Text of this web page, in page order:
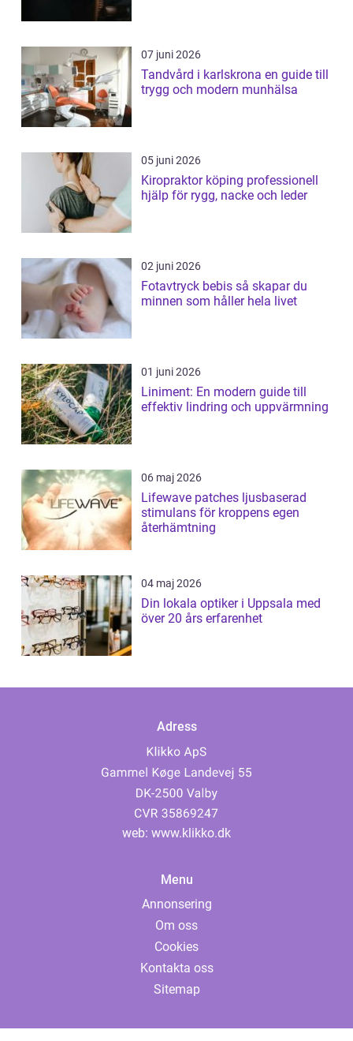
07 juni 2026
Tandvård i karlskrona en guide till
trygg och modern munhälsa
05 juni 2026
Kiropraktor köping professionell
hjälp för rygg, nacke och leder
02 juni 2026
Fotavtryck bebis så skapar du
minnen som håller hela livet
01 juni 2026
Liniment: En modern guide till
effektiv lindring och uppvärmning
06 maj 2026
Lifewave patches ljusbaserad
stimulans för kroppens egen
återhämtning
04 maj 2026
Din lokala optiker i Uppsala med
över 20 års erfarenhet
Adress
web: www.klikko.dk
Menu
Annonsering
Om oss
Cookies
Kontakta oss
Sitemap